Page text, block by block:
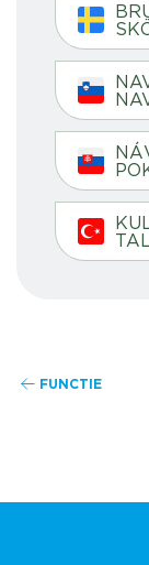
FUNCTIE